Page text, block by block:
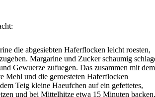
die abgesiebten Haferflocken leicht roesten,
Margarine und Zucker schaumig
Gewuerze zufuegen. Das zusammen mit dem
Mehl und die geroesteten Haferflocken
Teig kleine Haeufchen auf ein gefettetes,
und bei Mittelhitze etwa 15 Minuten